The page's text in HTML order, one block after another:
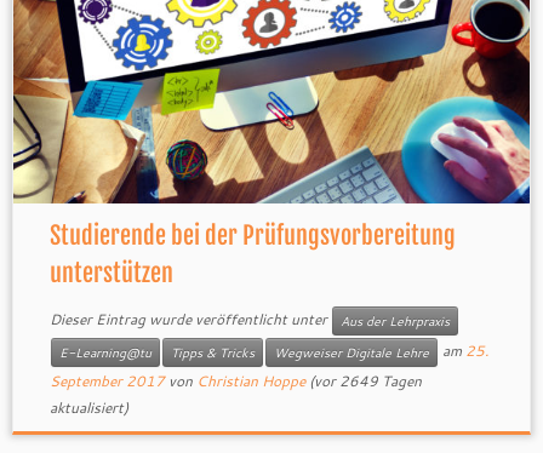
Studierende bei der Prüfungsvorbereitung
unterstützen
Dieser Eintrag wurde veröffentlicht unter
Aus der Lehrpraxis
E-Learning@tu
Tipps & Tricks Wegweiser Digitale Lehre am 25.
September 2017 von Christian Hoppe(vor 2649 Tagen
aktualisiert)